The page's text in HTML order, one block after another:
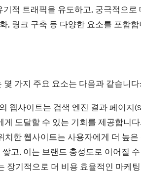
적 트래픽을 유도하고, 궁극적으로
, 링크 구축 등 다양한 요소를 포함합
가지 주요 요소는 다음과 같습니다:
웹사이트는 검색 엔진 결과 페이지
게 도달할 수 있는 기회를 제공합니다.
치한 웹사이트는 사용자에게 더 높
고, 이는 브랜드 충성도로 이어질
장기적으로 더 비용 효율적인 마케